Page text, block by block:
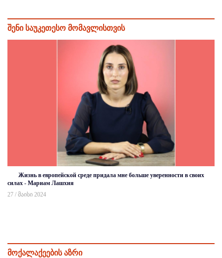
შენი საუკეთესო მომავლისთვის
Жизнь в европейской среде придала мне больше уверенности в своих
силах - Мариам Лашхия
27 / მაისი 2024
მოქალაქეების აზრი